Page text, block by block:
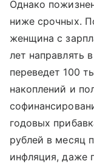
Однако
ниже срочных.
женщина с
лет направлять
переведет 100
накоплений и
годовых
рублей в месяц
инфляция, даже